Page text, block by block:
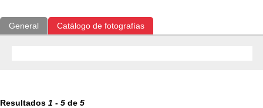
General Catálogo de fotografías
Resultados 1 - 5 de 5